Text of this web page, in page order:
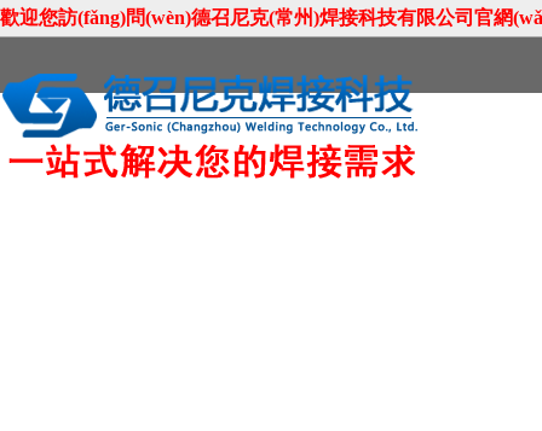
歡迎您訪(fǎng)問(wèn)德召尼克(常州)焊接科技有限公司官網